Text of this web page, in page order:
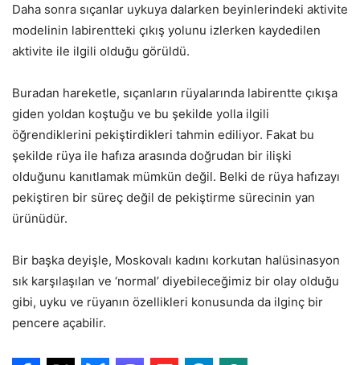
Daha sonra sıçanlar uykuya dalarken beyinlerindeki aktivite
modelinin labirentteki çıkış yolunu izlerken kaydedilen
aktivite ile ilgili olduğu görüldü.
Buradan hareketle, sıçanların rüyalarında labirentte çıkışa
giden yoldan koştuğu ve bu şekilde yolla ilgili
öğrendiklerini pekiştirdikleri tahmin ediliyor. Fakat bu
şekilde rüya ile hafıza arasında doğrudan bir ilişki
olduğunu kanıtlamak mümkün değil. Belki de rüya hafızayı
pekiştiren bir süreç değil de pekiştirme sürecinin yan
ürünüdür.
Bir başka deyişle, Moskovalı kadını korkutan halüsinasyon
sık karşılaşılan ve ‘normal’ diyebileceğimiz bir olay olduğu
gibi, uyku ve rüyanın özellikleri konusunda da ilginç bir
pencere açabilir.